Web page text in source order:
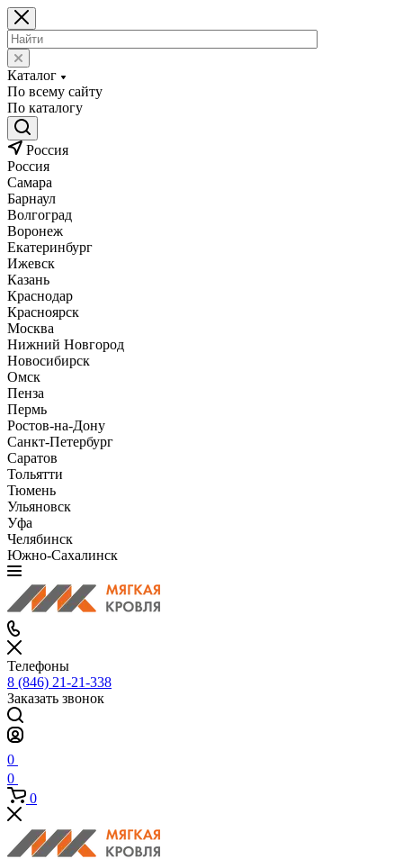
Каталог
По всему сайту
По каталогу
Россия
Россия
Самара
Барнаул
Волгоград
Воронеж
Екатеринбург
Ижевск
Казань
Краснодар
Красноярск
Москва
Нижний Новгород
Новосибирск
Омск
Пенза
Пермь
Ростов-на-Дону
Санкт-Петербург
Саратов
Тольятти
Тюмень
Ульяновск
Уфа
Челябинск
Южно-Сахалинск
Телефоны
8 (846) 21-21-338
Заказать звонок
0
0
0